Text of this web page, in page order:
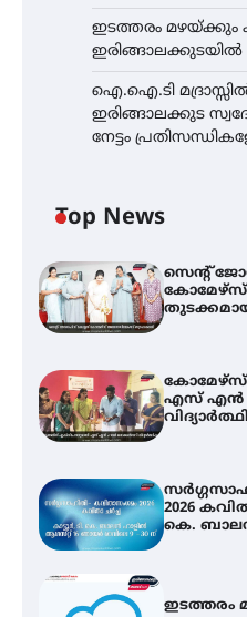
ഇടത്തരം മഴയ്ക്കും
ഇരിങ്ങാലക്കുടയിൽ
ഐ.ഐ.ടി
ഇരിങ്ങാലക്കുട
നേട്ടം
Top News
സെന്റ്
എസ് എൻ
2026
കെ.
ഇടത്തരം